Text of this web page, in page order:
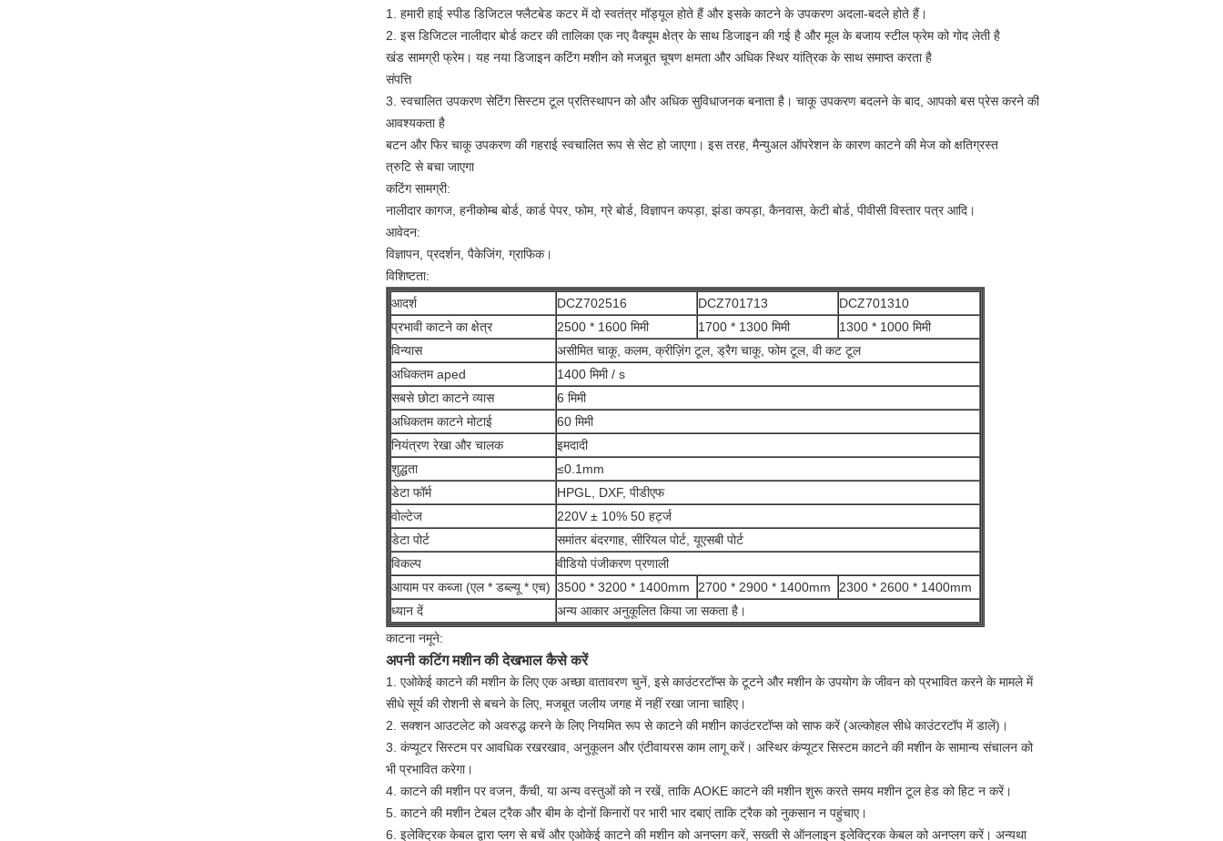
1. हमारी हाई स्पीड डिजिटल फ्लैटबेड कटर में दो स्वतंत्र मॉड्यूल होते हैं और इसके काटने के उपकरण अदला-बदले होते हैं।
2. इस डिजिटल नालीदार बोर्ड कटर की तालिका एक नए वैक्यूम क्षेत्र के साथ डिजाइन की गई है और मूल के बजाय स्टील फ्रेम को गोद लेती है
खंड सामग्री फ्रेम। यह नया डिजाइन कटिंग मशीन को मजबूत चूषण क्षमता और अधिक स्थिर यांत्रिक के साथ समाप्त करता है
संपत्ति
3. स्वचालित उपकरण सेटिंग सिस्टम टूल प्रतिस्थापन को और अधिक सुविधाजनक बनाता है। चाकू उपकरण बदलने के बाद, आपको बस प्रेस करने की
आवश्यकता है
बटन और फिर चाकू उपकरण की गहराई स्वचालित रूप से सेट हो जाएगा। इस तरह, मैन्युअल ऑपरेशन के कारण काटने की मेज को क्षतिग्रस्त
त्रुटि से बचा जाएगा
कटिंग सामग्री:
नालीदार कागज, हनीकोम्ब बोर्ड, कार्ड पेपर, फोम, ग्रे बोर्ड, विज्ञापन कपड़ा, झंडा कपड़ा, कैनवास, केटी बोर्ड, पीवीसी विस्तार पत्र आदि।
आवेदन:
विज्ञापन, प्रदर्शन, पैकेजिंग, ग्राफिक।
विशिष्टता:
आदर्श
DCZ702516 DCZ701713
DCZ701310
प्रभावी काटने का क्षेत्र
2500 * 1600 मिमी 1700 * 1300 मिमी
1300 * 1000 मिमी
विन्यास
असीमित चाकू, कलम, क्रीज़िंग टूल, ड्रैग चाकू, फोम टूल, वी कट टूल
अधिकतम aped
1400 मिमी / s
सबसे छोटा काटने व्यास
6 मिमी
अधिकतम काटने मोटाई
60 मिमी
नियंत्रण रेखा और चालक
इमदादी
शुद्धता
≤0.1mm
डेटा फॉर्म
HPGL, DXF, पीडीएफ
वोल्टेज
220V ± 10% 50 हर्ट्ज
डेटा पोर्ट
समांतर बंदरगाह, सीरियल पोर्ट, यूएसबी पोर्ट
विकल्प
वीडियो पंजीकरण प्रणाली
आयाम पर कब्जा (एल * डब्ल्यू * एच) 3500 * 3200 * 1400mm 2700 * 2900 * 1400mm
2300 * 2600 * 1400mm
ध्यान दें
अन्य आकार अनुकूलित किया जा सकता है।
काटना नमूने:
अपनी कटिंग मशीन की देखभाल कैसे करें
1. एओकेई काटने की मशीन के लिए एक अच्छा वातावरण चुनें, इसे काउंटरटॉप्स के टूटने और मशीन के उपयोग के जीवन को प्रभावित करने के मामले में
सीधे सूर्य की रोशनी से बचने के लिए, मजबूत जलीय जगह में नहीं रखा जाना चाहिए।
2. सक्शन आउटलेट को अवरुद्ध करने के लिए नियमित रूप से काटने की मशीन काउंटरटॉप्स को साफ करें (अल्कोहल सीधे काउंटरटॉप में डालें)।
3. कंप्यूटर सिस्टम पर आवधिक रखरखाव, अनुकूलन और एंटीवायरस काम लागू करें। अस्थिर कंप्यूटर सिस्टम काटने की मशीन के सामान्य संचालन को
भी प्रभावित करेगा।
4. काटने की मशीन पर वजन, कैंची, या अन्य वस्तुओं को न रखें, ताकि AOKE काटने की मशीन शुरू करते समय मशीन टूल हेड को हिट न करें।
5. काटने की मशीन टेबल ट्रैक और बीम के दोनों किनारों पर भारी भार दबाएं ताकि ट्रैक को नुकसान न पहुंचाए।
6. इलेक्ट्रिक केबल द्वारा प्लग से बचें और एओकेई काटने की मशीन को अनप्लग करें, सख्ती से ऑनलाइन इलेक्ट्रिक केबल को अनप्लग करें। अन्यथा